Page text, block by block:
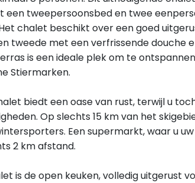
een tweepersoonsbed en twee
chalet beschikt over een goed
tweede met een verfrissende douche
is een ideale plek om te
Stiermarken.
biedt een oase van rust, terwijl u
Op slechts 15 km van het
Een supermarkt, waar u
2 km afstand.
is de open keuken, volledig uitgerust